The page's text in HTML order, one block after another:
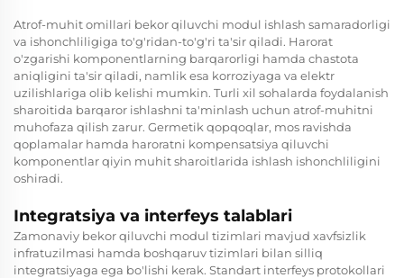
Atrof-muhit omillari bekor qiluvchi modul ishlash samaradorligi
va ishonchliligiga to'g'ridan-to'g'ri ta'sir qiladi. Harorat
o'zgarishi komponentlarning barqarorligi hamda chastota
aniqligini ta'sir qiladi, namlik esa korroziyaga va elektr
uzilishlariga olib kelishi mumkin. Turli xil sohalarda foydalanish
sharoitida barqaror ishlashni ta'minlash uchun atrof-muhitni
muhofaza qilish zarur. Germetik qopqoqlar, mos ravishda
qoplamalar hamda haroratni kompensatsiya qiluvchi
komponentlar qiyin muhit sharoitlarida ishlash ishonchliligini
oshiradi.
Integratsiya va interfeys talablari
Zamonaviy bekor qiluvchi modul tizimlari mavjud xavfsizlik
infratuzilmasi hamda boshqaruv tizimlari bilan silliq
integratsiyaga ega bo'lishi kerak. Standart interfeys protokollari